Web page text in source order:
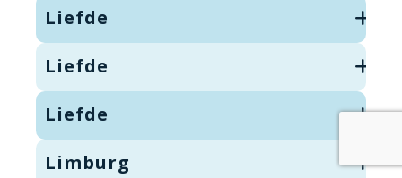
Liefde
Liefde
Liefde
Limburg